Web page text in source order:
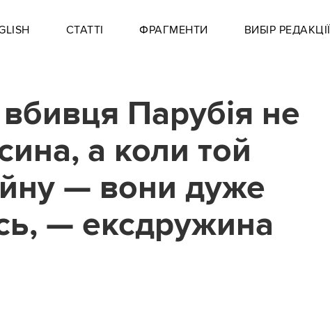
СТАТТІ ФРАГМЕНТИ ВИБІР РЕДАКЦІЇ
Парубія не
а коли той
— вони дуже
— ексдружина